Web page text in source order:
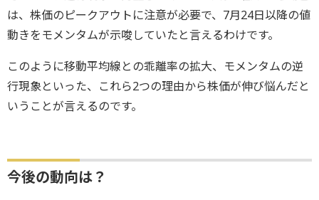
は、株価のピークアウトに注意が必要で、7月24日以降の値
動きをモメンタムが示唆していたと言えるわけです。
このように移動平均線との乖離率の拡大、モメンタムの逆
行現象といった、これら2つの理由から株価が伸び悩んだと
いうことが言えるのです。
今後の動向は？